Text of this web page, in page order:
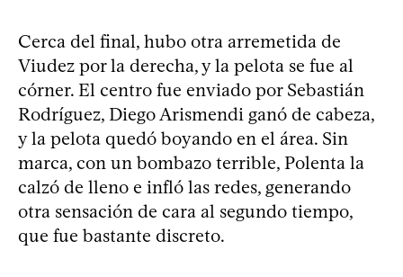
Cerca del final, hubo otra arremetida de
Viudez por la derecha, y la pelota se fue al
córner. El centro fue enviado por Sebastián
Rodríguez, Diego Arismendi ganó de cabeza,
y la pelota quedó boyando en el área. Sin
marca, con un bombazo terrible, Polenta la
calzó de lleno e infló las redes, generando
otra sensación de cara al segundo tiempo,
que fue bastante discreto.